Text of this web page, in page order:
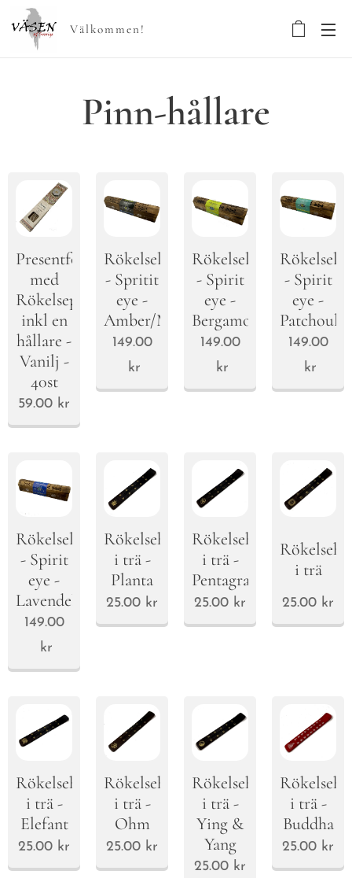
Välkommen!
Pinn-hållare
Presentförpackning
med
Rökelsepinnar
inkl en
hållare -
Vanilj -
40st
59.00 kr
Rökelselåda
- Spritit
eye -
Amber/Musk
149.00
kr
Rökelselåda
- Spirit
eye -
Bergamot/Lemongrass
149.00
kr
- Spirit
eye -
149.00
kr
Rökelselåda
- Spirit
eye -
Lavendel/Vanilj
149.00
kr
Rökelsehållare
i trä -
Planta
25.00 kr
Rökelsehållare
i trä -
Pentagram
25.00 kr
i trä
25.00 kr
Rökelsehållare
i trä -
Elefant
25.00 kr
Rökelsehållare
i trä -
Ohm
25.00 kr
Rökelsehållare
i trä -
Ying &
Yang
25.00 kr
i trä -
Buddha
25.00 kr